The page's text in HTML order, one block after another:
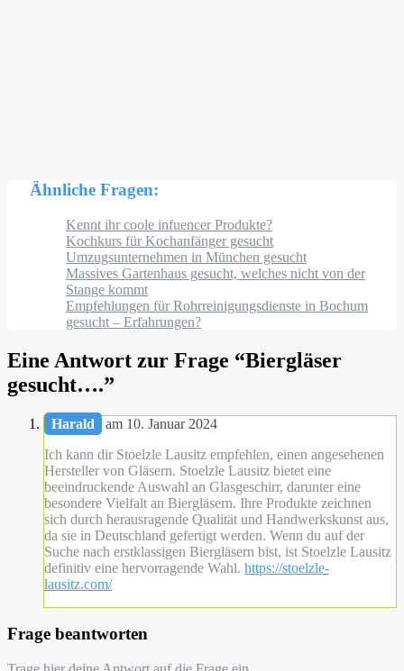
Ähnliche Fragen:
Kennt ihr coole infuencer Produkte?
Kochkurs für Kochanfänger gesucht
Umzugsunternehmen in München gesucht
Massives Gartenhaus gesucht, welches nicht von der
Stange kommt
Empfehlungen für Rohrreinigungsdienste in Bochum
gesucht – Erfahrungen?
Eine Antwort zur Frage “Biergläser
gesucht….”
Harald
am 10. Januar 2024
Ich kann dir Stoelzle Lausitz empfehlen, einen angesehenen
Hersteller von Gläsern. Stoelzle Lausitz bietet eine
beeindruckende Auswahl an Glasgeschirr, darunter eine
besondere Vielfalt an Biergläsern. Ihre Produkte zeichnen
sich durch herausragende Qualität und Handwerkskunst aus,
da sie in Deutschland gefertigt werden. Wenn du auf der
Suche nach erstklassigen Biergläsern bist, ist Stoelzle Lausitz
definitiv eine hervorragende Wahl. https://stoelzle-
lausitz.com/
Frage beantworten